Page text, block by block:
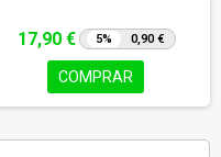
17,90 € 5% 0,90 €
COMPRAR